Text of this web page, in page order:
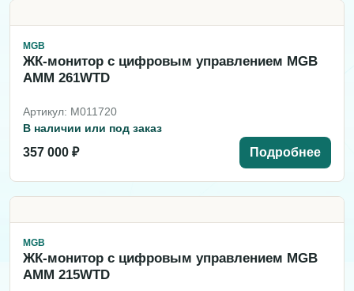
MGB
ЖК-монитор с цифровым управлением MGB
AMM 261WTD
Артикул: M011720
В наличии или под заказ
357 000 ₽ Подробнее
MGB
ЖК-монитор с цифровым управлением MGB
AMM 215WTD